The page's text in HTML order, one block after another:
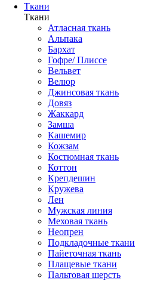
Ткани
Ткани
Атласная ткань
Альпака
Бархат
Гофре/ Плиссе
Вельвет
Велюр
Джинсовая ткань
Довяз
Жаккард
Замша
Кашемир
Кожзам
Костюмная ткань
Коттон
Крепдешин
Кружева
Лен
Мужская линия
Меховая ткань
Неопрен
Подкладочные ткани
Пайеточная ткань
Плащевые ткани
Пальтовая шерсть